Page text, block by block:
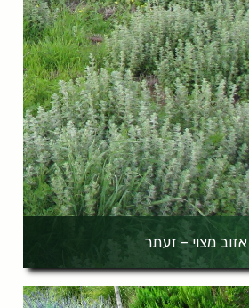
אזוב מצוי – זעתר